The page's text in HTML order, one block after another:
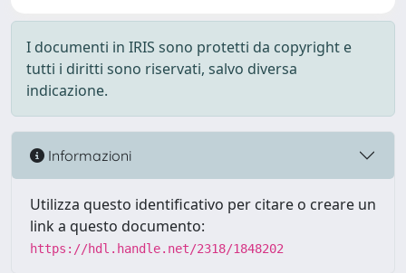
I documenti in IRIS sono protetti da copyright e
tutti i diritti sono riservati, salvo diversa
indicazione.
Informazioni
Utilizza questo identificativo per citare o creare un
link a questo documento:
https://hdl.handle.net/2318/1848202